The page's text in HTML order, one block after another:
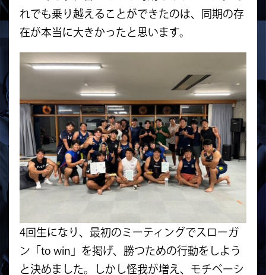
れでも乗り越えることができたのは、同期の存
在が本当に大きかったと思います。
4回生になり、最初のミーティングでスローガ
ン「to win」を掲げ、勝つための行動をしよう
と決めました。しかし怪我が増え、モチベーシ